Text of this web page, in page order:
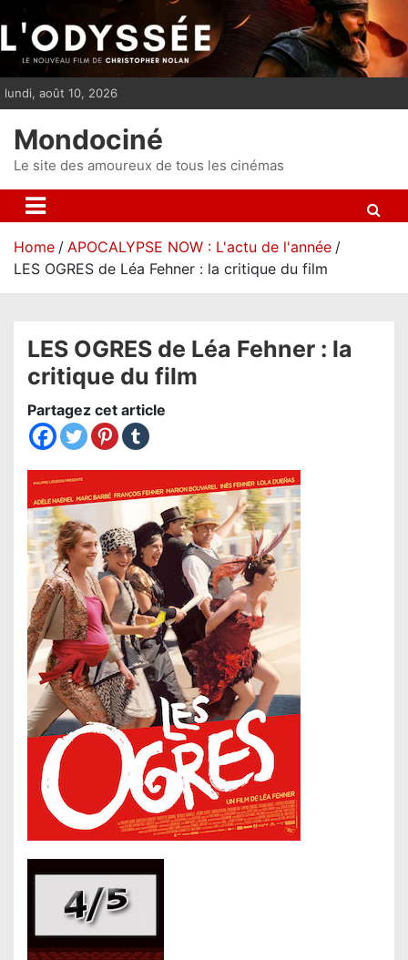
i
p
n
lundi, août 10, 2026
Mondociné
Le site des amoureux de tous les cinémas
Home
APOCALYPSE NOW : L'actu de l'année
LES OGRES de Léa Fehner : la critique du film
LES OGRES de Léa Fehner : la
critique du film
Partagez cet article